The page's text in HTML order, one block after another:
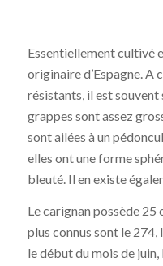
Essentiellement cultivé
originaire d’Espagne. A
résistants, il est souvent
grappes sont assez
sont ailées à un
elles ont une forme
bleuté. Il en existe
Le carignan possède 25
plus connus sont le 274,
le début du mois de